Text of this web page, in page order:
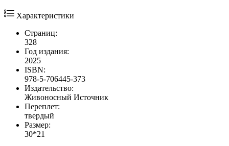
Характеристики
Страниц:
328
Год издания:
2025
ISBN:
978-5-706445-373
Издательство:
Живоносный Источник
Переплет:
твердый
Размер:
30*21